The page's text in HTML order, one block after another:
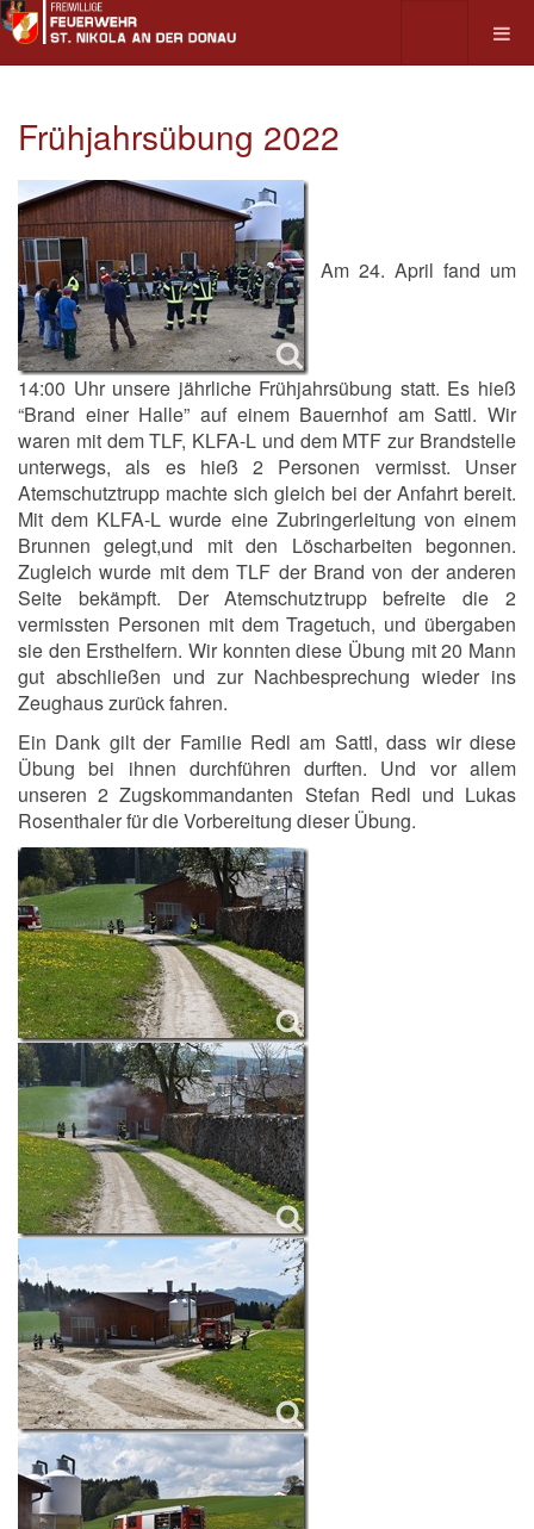
Frühjahrsübung 2022
Am 24. April fand um
14:00 Uhr unsere jährliche Frühjahrsübung statt. Es hieß
“Brand einer Halle” auf einem Bauernhof am Sattl. Wir
waren mit dem TLF, KLFA-L und dem MTF zur Brandstelle
unterwegs, als es hieß 2 Personen vermisst. Unser
Atemschutztrupp machte sich gleich bei der Anfahrt bereit.
Mit dem KLFA-L wurde eine Zubringerleitung von einem
Brunnen gelegt,und mit den Löscharbeiten begonnen.
Zugleich wurde mit dem TLF der Brand von der anderen
Seite bekämpft. Der Atemschutztrupp befreite die 2
vermissten Personen mit dem Tragetuch, und übergaben
sie den Ersthelfern. Wir konnten diese Übung mit 20 Mann
gut abschließen und zur Nachbesprechung wieder ins
Zeughaus zurück fahren.
Ein Dank gilt der Familie Redl am Sattl, dass wir diese
Übung bei ihnen durchführen durften. Und vor allem
unseren 2 Zugskommandanten Stefan Redl und Lukas
Rosenthaler für die Vorbereitung dieser Übung.